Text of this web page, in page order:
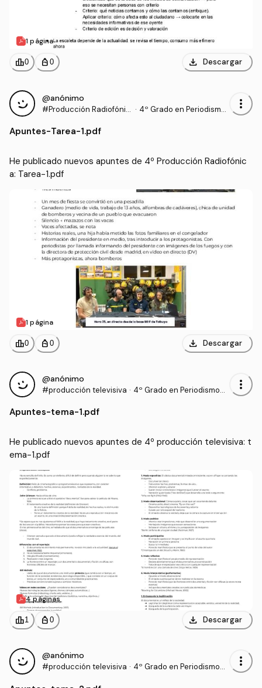
1 página
leaderboard0 personal_bag 0 download Descargar
@anónimo
#Producción Radiofónic · 4º Grado en Periodismo
more_vert
Apuntes-Tarea-1.pdf
He publicado nuevos apuntes de 4º Producción Radiofónic
a: Tarea-1.pdf
1 página
leaderboard0 personal_bag 0 download Descargar
@anónimo
#producción televisiva · 4º Grado en Periodismo
more_vert
Apuntes-tema-1.pdf
He publicado nuevos apuntes de 4º producción televisiva: t
ema-1.pdf
4 páginas
leaderboard1 personal_bag 0 download Descargar
@anónimo
#producción televisiva · 4º Grado en Periodismo
more_vert